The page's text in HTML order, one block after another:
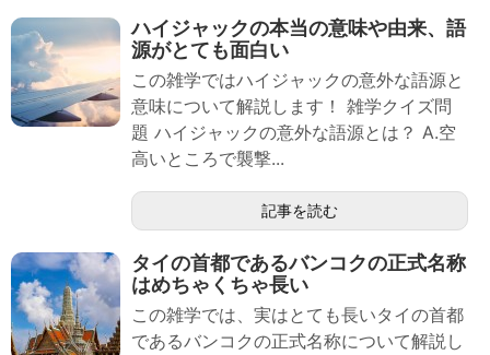
ハイジャックの本当の意味や由来、語
源がとても面白い
この雑学ではハイジャックの意外な語源と
意味について解説します！ 雑学クイズ問
題 ハイジャックの意外な語源とは？ A.空
高いところで襲撃...
記事を読む
タイの首都であるバンコクの正式名称
はめちゃくちゃ長い
この雑学では、実はとても長いタイの首都
であるバンコクの正式名称について解説し